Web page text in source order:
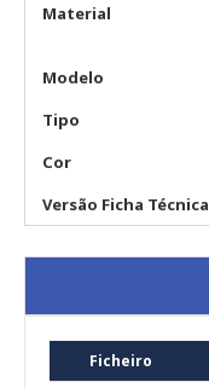
Material
Modelo
Tipo
Cor
Versão Ficha Técnica
Ficheiro